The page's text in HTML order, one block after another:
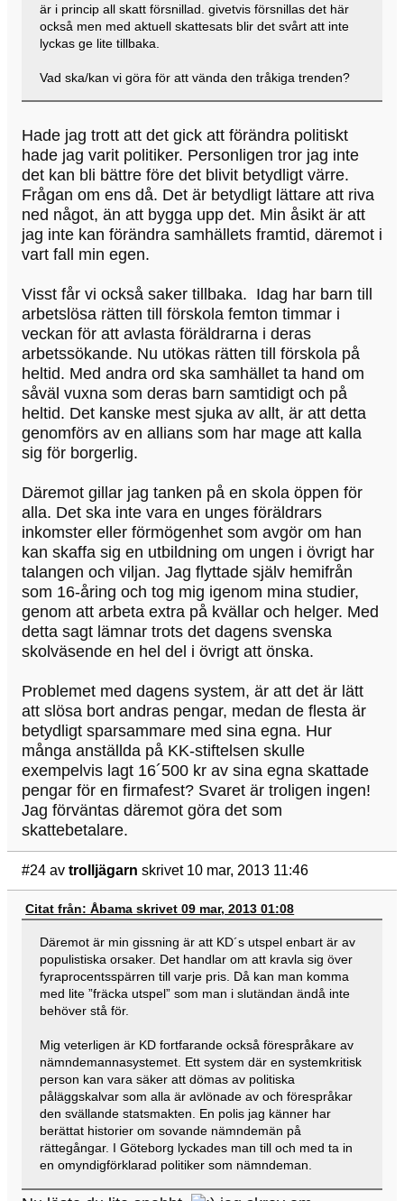
är i princip all skatt försnillad. givetvis försnillas det här
också men med aktuell skattesats blir det svårt att inte
lyckas ge lite tillbaka.
Vad ska/kan vi göra för att vända den tråkiga trenden?
Hade jag trott att det gick att förändra politiskt
hade jag varit politiker. Personligen tror jag inte
det kan bli bättre före det blivit betydligt värre.
Frågan om ens då. Det är betydligt lättare att riva
ned något, än att bygga upp det. Min åsikt är att
jag inte kan förändra samhällets framtid, däremot i
vart fall min egen.
Visst får vi också saker tillbaka. Idag har barn till
arbetslösa rätten till förskola femton timmar i
veckan för att avlasta föräldrarna i deras
arbetssökande. Nu utökas rätten till förskola på
heltid. Med andra ord ska samhället ta hand om
såväl vuxna som deras barn samtidigt och på
heltid. Det kanske mest sjuka av allt, är att detta
genomförs av en allians som har mage att kalla
sig för borgerlig.
Däremot gillar jag tanken på en skola öppen för
alla. Det ska inte vara en unges föräldrars
inkomster eller förmögenhet som avgör om han
kan skaffa sig en utbildning om ungen i övrigt har
talangen och viljan. Jag flyttade själv hemifrån
som 16-åring och tog mig igenom mina studier,
genom att arbeta extra på kvällar och helger. Med
detta sagt lämnar trots det dagens svenska
skolväsende en hel del i övrigt att önska.
Problemet med dagens system, är att det är lätt
att slösa bort andras pengar, medan de flesta är
betydligt sparsammare med sina egna. Hur
många anställda på KK-stiftelsen skulle
exempelvis lagt 16´500 kr av sina egna skattade
pengar för en firmafest? Svaret är troligen ingen!
Jag förväntas däremot göra det som
skattebetalare.
#24 av trolljägarn skrivet 10 mar, 2013 11:46
Citat från: Åbama skrivet 09 mar, 2013 01:08
Däremot är min gissning är att KD´s utspel enbart är av
populistiska orsaker. Det handlar om att kravla sig över
fyraprocentsspärren till varje pris. Då kan man komma
med lite ”fräcka utspel” som man i slutändan ändå inte
behöver stå för.
Mig veterligen är KD fortfarande också förespråkare av
nämndemannasystemet. Ett system där en systemkritisk
person kan vara säker att dömas av politiska
påläggskalvar som alla är avlönade av och förespråkar
den svällande statsmakten. En polis jag känner har
berättat historier om sovande nämndemän på
rättegångar. I Göteborg lyckades man till och med ta in
en omyndigförklarad politiker som nämndeman.